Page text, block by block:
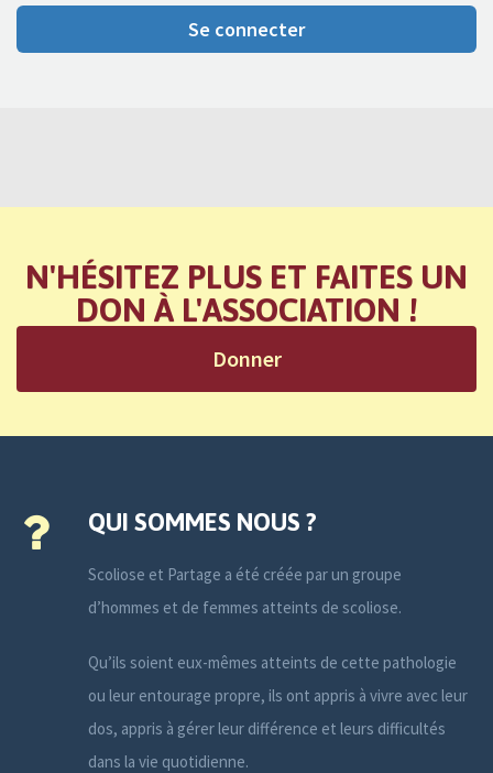
Se connecter
N'HÉSITEZ PLUS ET FAITES UN
DON À L'ASSOCIATION !
Donner
QUI SOMMES NOUS ?
Scoliose et Partage a été créée par un groupe
d’hommes et de femmes atteints de scoliose.
Qu’ils soient eux-mêmes atteints de cette pathologie
ou leur entourage propre, ils ont appris à vivre avec leur
dos, appris à gérer leur différence et leurs difficultés
dans la vie quotidienne.